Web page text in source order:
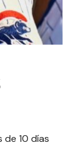
de 10 días